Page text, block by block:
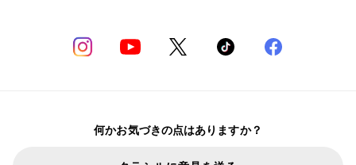
何かお気づきの点はありますか？